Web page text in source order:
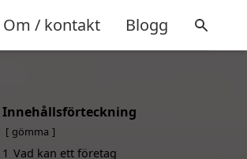
Om / kontakt Blogg
Innehållsförteckning
gömma
1 Vad kan ett företag